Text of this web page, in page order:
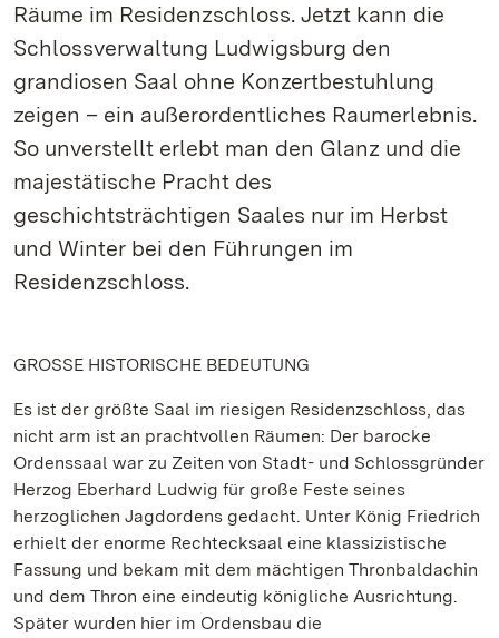
Räume im Residenzschloss. Jetzt kann die
Schlossverwaltung Ludwigsburg den
grandiosen Saal ohne Konzertbestuhlung
zeigen – ein außerordentliches Raumerlebnis.
So unverstellt erlebt man den Glanz und die
majestätische Pracht des
geschichtsträchtigen Saales nur im Herbst
und Winter bei den Führungen im
Residenzschloss.
GROSSE HISTORISCHE BEDEUTUNG
Es ist der größte Saal im riesigen Residenzschloss, das
nicht arm ist an prachtvollen Räumen: Der barocke
Ordenssaal war zu Zeiten von Stadt- und Schlossgründer
Herzog Eberhard Ludwig für große Feste seines
herzoglichen Jagdordens gedacht. Unter König Friedrich
erhielt der enorme Rechtecksaal eine klassizistische
Fassung und bekam mit dem mächtigen Thronbaldachin
und dem Thron eine eindeutig königliche Ausrichtung.
Später wurden hier im Ordensbau die